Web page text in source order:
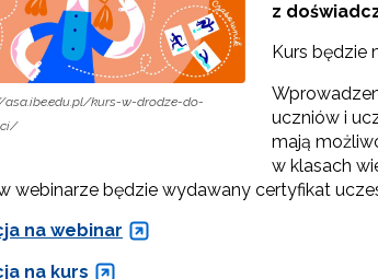
francuski i frankofonia"
archiwalne"
asa.ibe.edu.pl/kurs-w-drodze-do-
z
Kurs będzie
uczniów i
mają
w klasach
webinarze będzie wydawany certyfikat
na webinar
na kurs